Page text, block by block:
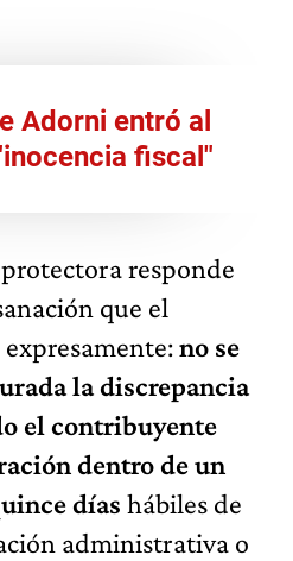
Adorni entró al
fiscal"
responde
que el
no se
la discrepancia
el contribuyente
dentro de un
días hábiles de
administrativa o